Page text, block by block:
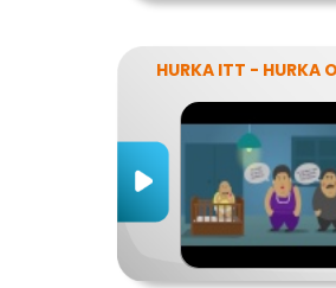
HURKA ITT - HURKA